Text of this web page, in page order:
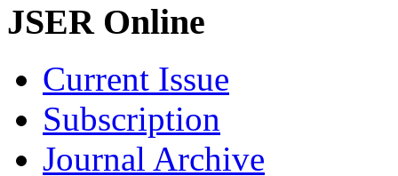
JSER Online
Current Issue
Subscription
Journal Archive